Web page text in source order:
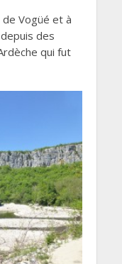
Vogüé et à
des
qui fut